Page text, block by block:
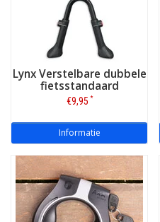
Lynx Verstelbare dubbele
fietsstandaard
€9,95 *
Informatie